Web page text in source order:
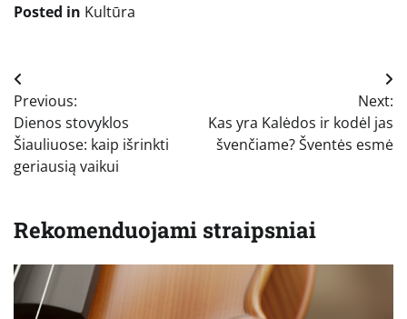
Posted in Kultūra
Navigacija
tarp
įrašų
Previous:
Dienos stovyklos
Šiauliuose: kaip išrinkti
geriausią vaikui
Next:
Kas yra Kalėdos ir kodėl jas
švenčiame? Šventės esmė
Rekomenduojami straipsniai